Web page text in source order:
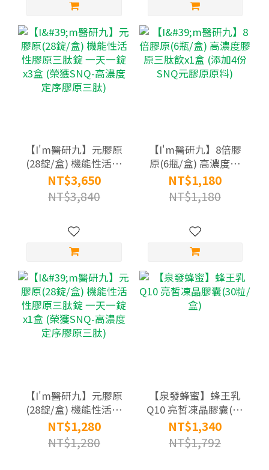
【I'm醫研九】元膠原
(28錠/盒) 機能性活性
膠原三肽錠 一天一錠
x3盒 (榮獲SNQ-高濃
度定序膠原三肽)
NT$3,650
NT$3,840
【I'm醫研九】8倍膠
原(6瓶/盒) 高濃度膠
原三肽飲x1盒 (添加4
份SNQ元膠原原料)
NT$1,180
NT$1,180
【I'm醫研九】元膠原
(28錠/盒) 機能性活性
膠原三肽錠 一天一錠
x1盒 (榮獲SNQ-高濃
度定序膠原三肽)
NT$1,280
NT$1,280
【泉發蜂蜜】蜂王乳
Q10 亮皙凍晶膠囊(30
粒/盒)
NT$1,340
NT$1,792